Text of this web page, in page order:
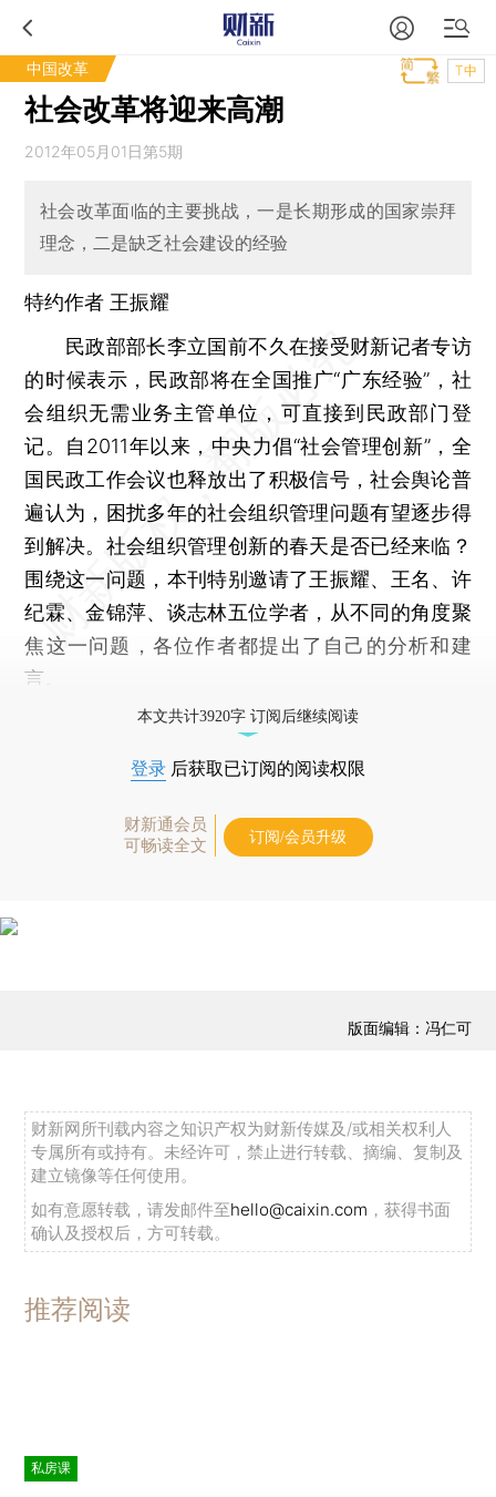
中国改革 T中
社会改革将迎来高潮
2012年05月01日第5期
社会改革面临的主要挑战，一是长期形成的国家崇拜
理念，二是缺乏社会建设的经验
特约作者 王振耀
民政部部长李立国前不久在接受财新记者专访
的时候表示，民政部将在全国推广“广东经验”，社
会组织无需业务主管单位，可直接到民政部门登
记。自2011年以来，中央力倡“社会管理创新”，全
国民政工作会议也释放出了积极信号，社会舆论普
遍认为，困扰多年的社会组织管理问题有望逐步得
到解决。社会组织管理创新的春天是否已经来临？
围绕这一问题，本刊特别邀请了王振耀、王名、许
纪霖、金锦萍、谈志林五位学者，从不同的角度聚
焦这一问题，各位作者都提出了自己的分析和建
言。
本文共计3920字 订阅后继续阅读
登录 后获取已订阅的阅读权限
财新通会员
可畅读全文
订阅/会员升级
版面编辑：冯仁可
财新网所刊载内容之知识产权为财新传媒及/或相关权利人
专属所有或持有。未经许可，禁止进行转载、摘编、复制及
建立镜像等任何使用。
如有意愿转载，请发邮件至hello@caixin.com ，获得书面
确认及授权后，方可转载。
推荐阅读
私房课